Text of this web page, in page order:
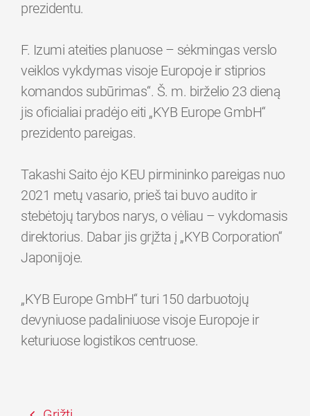
prezidentu.
F. Izumi ateities planuose – sėkmingas verslo
veiklos vykdymas visoje Europoje ir stiprios
komandos subūrimas“. Š. m. birželio 23 dieną
jis oficialiai pradėjo eiti „KYB Europe GmbH“
prezidento pareigas.
Takashi Saito ėjo KEU pirmininko pareigas nuo
2021 metų vasario, prieš tai buvo audito ir
stebėtojų tarybos narys, o vėliau – vykdomasis
direktorius. Dabar jis grįžta į „KYB Corporation“
Japonijoje.
„KYB Europe GmbH“ turi 150 darbuotojų
devyniuose padaliniuose visoje Europoje ir
keturiuose logistikos centruose.